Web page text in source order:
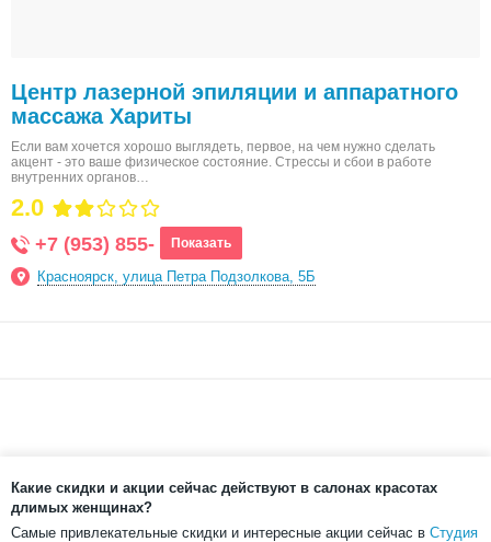
Центр лазерной эпиляции и аппаратного
массажа Хариты
Если вам хочется хорошо выглядеть, первое, на чем нужно сделать
акцент - это ваше физическое состояние. Стрессы и сбои в работе
внутренних органов…
2.0
+7 (953) 855- Показать
Красноярск, улица Петра Подзолкова, 5Б
Какие скидки и акции сейчас действуют в салонах красотах
длимых женщинах?
Самые привлекательные скидки и интересные акции сейчас в Студия